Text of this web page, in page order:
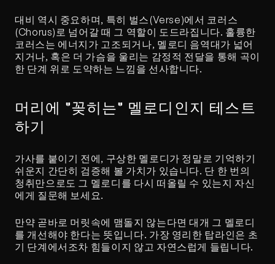
대비 역시 중요하며, 특히 벌스(Verse)에서 코러스
(Chorus)로 넘어갈 때 그 역할이 도드라집니다. 훌륭한
코러스는 에너지가 고조되거나, 멜로디 음역대가 넓어
지거나, 혹은 더 가슴을 울리는 감정적 전달을 통해 곡이
한 단계 위로 도약하는 느낌을 선사합니다.
머리에 "꽂히는" 멜로디인지 테스트
하기
가사를 붙이기 전에, 구상한 멜로디가 정말로 기억하기
쉬운지 간단히 검증해 볼 가치가 있습니다. 단 한 번의
청취만으로도 그 멜로디를 다시 떠올릴 수 있는지 자신
에게 질문해 보세요.
만약 곧바로 머릿속에 맴돌지 않는다면 대개 그 멜로디
를 개선해야 한다는 뜻입니다. 가장 영리한 탑라인은 초
기 단계에서조차 힘들이지 않고 자연스럽게 들립니다.